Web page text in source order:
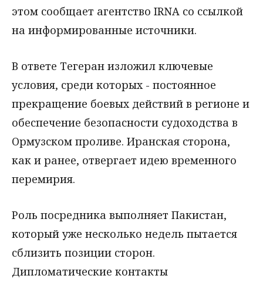
этом сообщает агентство IRNA со ссылкой
на информированные источники.
В ответе Тегеран изложил ключевые
условия, среди которых - постоянное
прекращение боевых действий в регионе и
обеспечение безопасности судоходства в
Ормузском проливе. Иранская сторона,
как и ранее, отвергает идею временного
перемирия.
Роль посредника выполняет Пакистан,
который уже несколько недель пытается
сблизить позиции сторон.
Дипломатические контакты